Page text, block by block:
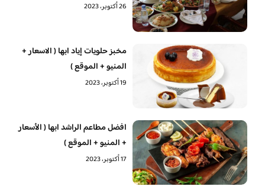
26 أكتوبر، 2023
مخبز حلويات إياد ابها ( الاسعار +
المنيو + الموقع )
19 أكتوبر، 2023
افضل مطاعم الراشد ابها ( الأسعار
+ المنيو + الموقع )
17 أكتوبر، 2023